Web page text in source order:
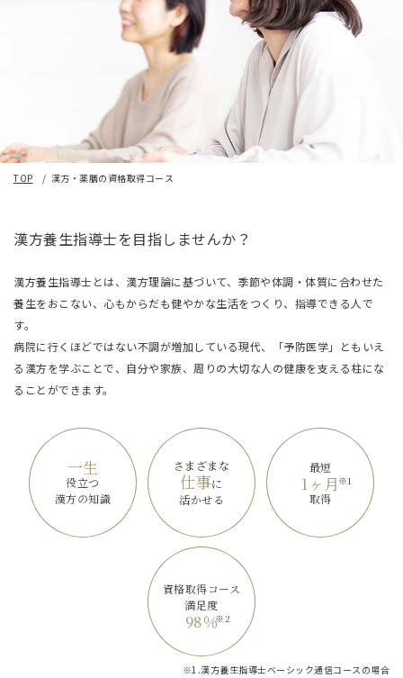
TOP 漢方・薬膳の資格取得コース
漢方養生指導士を目指しませんか？
漢方養生指導士とは、漢方理論に基づいて、季節や体調・体質に合わせた
養生をおこない、 心もからだも健やかな生活をつくり、指導できる人で
す。
病院に行くほどではない不調が増加している現代、「予防医学」ともいえ
る漢方を学ぶことで、 自分や家族、周りの大切な人の健康を支える柱にな
ることができます。
一生
役立つ
漢方の知識
さまざまな
仕事に
活かせる
最短
1ヶ月※1
取得
資格取得コース
満足度
98％※2
※1.漢方養生指導士ベーシック通信コースの場合